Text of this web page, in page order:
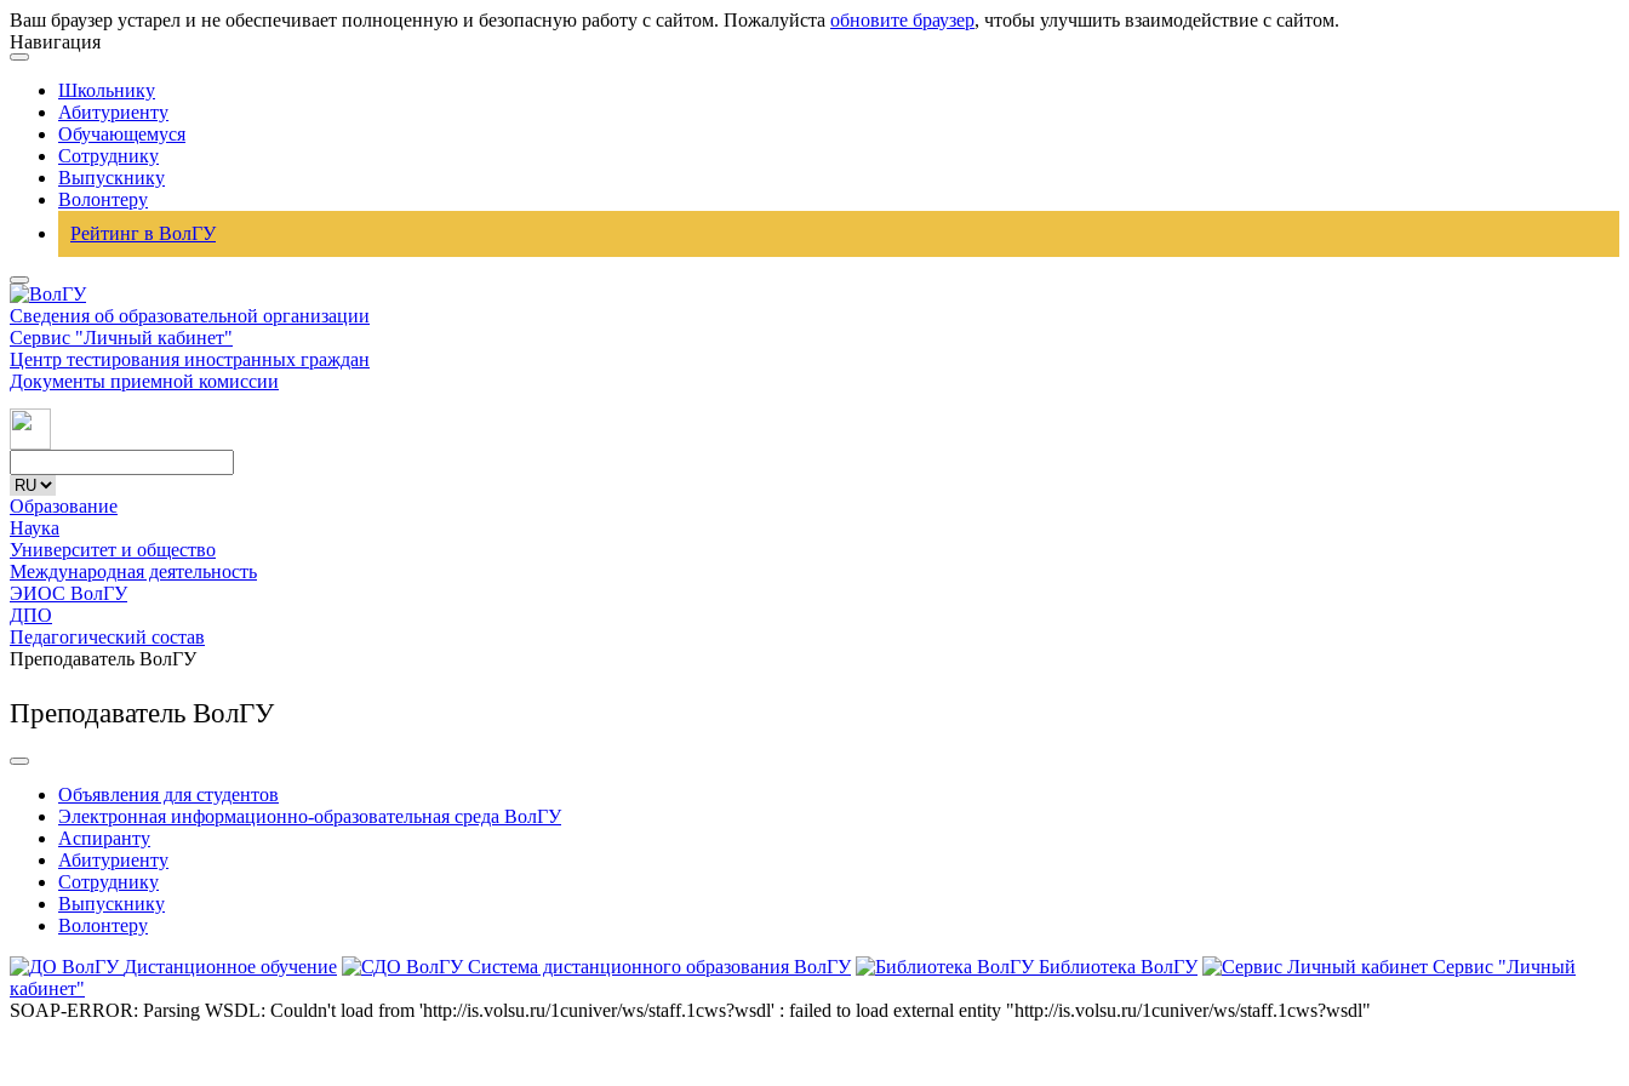
Ваш браузер устарел и не обеспечивает полноценную и безопасную работу с сайтом. Пожалуйста обновите браузер, чтобы улучшить взаимодействие с сайтом.
Навигация
Школьнику
Абитуриенту
Обучающемуся
Сотруднику
Выпускнику
Волонтеру
Рейтинг в ВолГУ
Сведения об образовательной организации
Сервис "Личный кабинет"
Центр тестирования иностранных граждан
Документы приемной комиссии
Образование
Наука
Университет и общество
Международная деятельность
ЭИОС ВолГУ
ДПО
Педагогический состав
Преподаватель ВолГУ
Преподаватель ВолГУ
Объявления для студентов
Электронная информационно-образовательная среда ВолГУ
Аспиранту
Абитуриенту
Сотруднику
Выпускнику
Волонтеру
Дистанционное обучение
Система дистанционного образования ВолГУ Библиотека ВолГУ
Сервис "Личный
кабинет"
SOAP-ERROR: Parsing WSDL: Couldn't load from 'http://is.volsu.ru/1cuniver/ws/staff.1cws?wsdl' : failed to load external entity "http://is.volsu.ru/1cuniver/ws/staff.1cws?wsdl"